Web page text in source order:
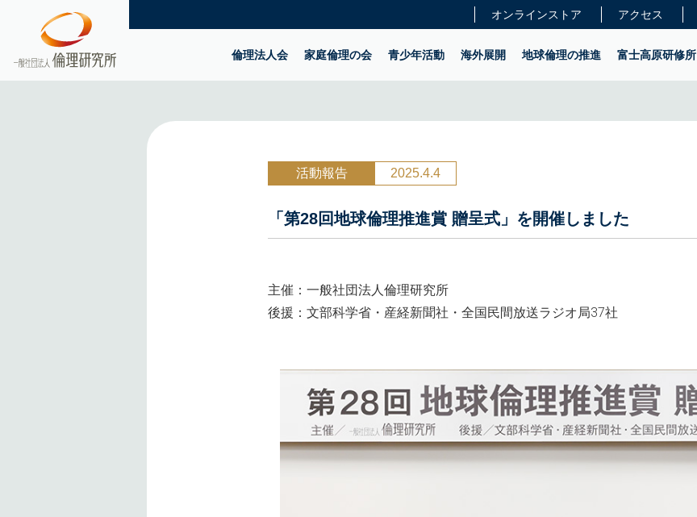
オンラインストア アクセス
倫理法人会 家庭倫理の会 青少年活動 海外展開 地球倫理の推進 富士高原研修所
活動報告 2025.4.4
「第28回地球倫理推進賞 贈呈式」を開催しました
主催：一般社団法人倫理研究所
後援：文部科学省・産経新聞社・全国民間放送ラジオ局37社